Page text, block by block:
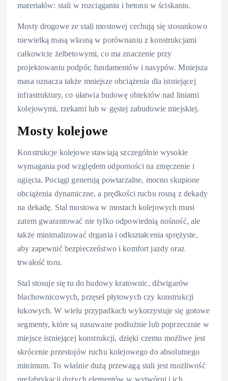
materiałów: stali w rozciąganiu i betonu w ściskaniu.
Mosty drogowe ze stali mostowej cechują się stosunkowo
niewielką masą własną w porównaniu z konstrukcjami
całkowicie żelbetowymi, co ma znaczenie przy
projektowaniu podpór, fundamentów i nasypów. Mniejsza
masa oznacza także mniejsze obciążenia dla istniejącej
infrastruktury, co ułatwia budowę obiektów nad liniami
kolejowymi, rzekami lub w gęstej zabudowie miejskiej.
Mosty kolejowe
Konstrukcje kolejowe stawiają szczególnie wysokie
wymagania pod względem odporności na zmęczenie i
ugięcia. Pociągi generują powtarzalne, mocno skupione
obciążenia dynamiczne, a prędkości ruchu rosną z dekady
na dekadę. Stal mostowa w mostach kolejowych musi
zatem gwarantować nie tylko odpowiednią nośność, ale
także minimalizować drgania i odkształcenia sprężyste,
aby zapewnić bezpieczeństwo i komfort jazdy oraz
trwałość toru.
Stal stosuje się tu do budowy kratownic, dźwigarów
blachownicowych, przęseł płytowych czy konstrukcji
łukowych. W wielu przypadkach wykorzystuje się gotowe
segmenty, które są nasuwane podłużnie lub poprzecznie w
miejsce istniejącej konstrukcji, dzięki czemu możliwe jest
skrócenie przestojów ruchu kolejowego do absolutnego
minimum. To właśnie dużą przewagą stali jest możliwość